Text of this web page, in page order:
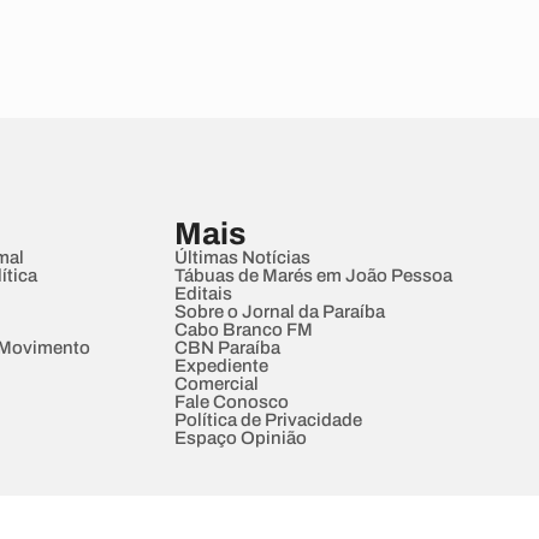
Mais
Últimas Notícias
Tábuas de Marés em João Pessoa
Editais
Sobre o Jornal da Paraíba
Cabo Branco FM
CBN Paraíba
Expediente
Comercial
Fale Conosco
Política de Privacidade
Espaço Opinião